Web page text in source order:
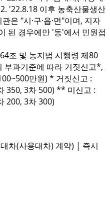
'22.8.18 이후 농축산물생산
은 "시·구·읍·면"이며, 지자
된 경우에만 '동'에서 민원접
조 및 농지법 시행령 제80
부과기준에 따라 거짓신고*,
만원) * 거짓신고 :
350, 3차 500) ** 미신고 :
200, 3차 300)
차(사용대차) 계약) | 즉시